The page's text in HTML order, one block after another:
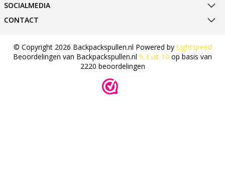
SOCIALMEDIA
CONTACT
© Copyright 2026 Backpackspullen.nl Powered by Lightspeed
Beoordelingen van Backpackspullen.nl 9,3 uit 10 op basis van
2220 beoordelingen